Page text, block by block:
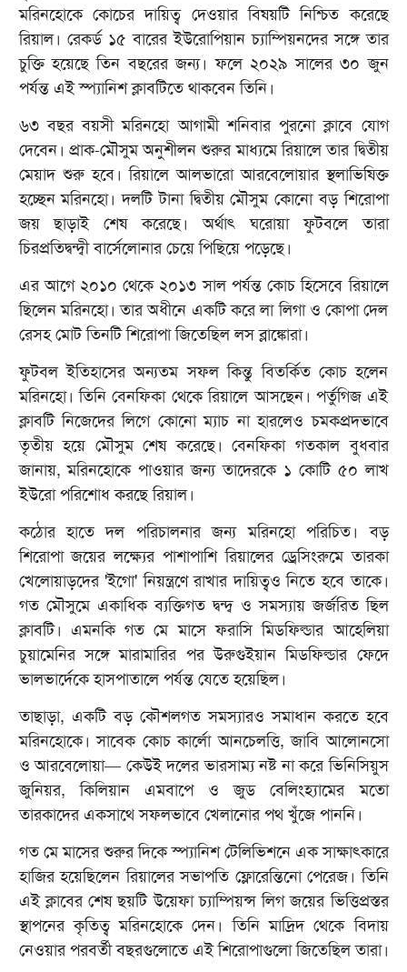
মরিনহোকে কোচের দায়িত্ব দেওয়ার বিষয়টি নিশ্চিত করেছে
রিয়াল। রেকর্ড ১৫ বারের ইউরোপিয়ান চ্যাম্পিয়নদের সঙ্গে তার
চুক্তি হয়েছে তিন বছরের জন্য। ফলে ২০২৯ সালের ৩০ জুন
পর্যন্ত এই স্প্যানিশ ক্লাবটিতে থাকবেন তিনি।
৬৩ বছর বয়সী মরিনহো আগামী শনিবার পুরনো ক্লাবে যোগ
দেবেন। প্রাক-মৌসুম অনুশীলন শুরুর মাধ্যমে রিয়ালে তার দ্বিতীয়
মেয়াদ শুরু হবে। রিয়ালে আলভারো আরবেলোয়ার স্থলাভিষিক্ত
হচ্ছেন মরিনহো। দলটি টানা দ্বিতীয় মৌসুম কোনো বড় শিরোপা
জয় ছাড়াই শেষ করেছে। অর্থাৎ ঘরোয়া ফুটবলে তারা
চিরপ্রতিদ্বন্দ্বী বার্সেলোনার চেয়ে পিছিয়ে পড়েছে।
এর আগে ২০১০ থেকে ২০১৩ সাল পর্যন্ত কোচ হিসেবে রিয়ালে
ছিলেন মরিনহো। তার অধীনে একটি করে লা লিগা ও কোপা দেল
রেসহ মোট তিনটি শিরোপা জিতেছিল লস ব্লাঙ্কোরা।
ফুটবল ইতিহাসের অন্যতম সফল কিন্তু বিতর্কিত কোচ হলেন
মরিনহো। তিনি বেনফিকা থেকে রিয়ালে আসছেন। পর্তুগিজ এই
ক্লাবটি নিজেদের লিগে কোনো ম্যাচ না হারলেও চমকপ্রদভাবে
তৃতীয় হয়ে মৌসুম শেষ করেছে। বেনফিকা গতকাল বুধবার
জানায়, মরিনহোকে পাওয়ার জন্য তাদেরকে ১ কোটি ৫০ লাখ
ইউরো পরিশোধ করছে রিয়াল।
কঠোর হাতে দল পরিচালনার জন্য মরিনহো পরিচিত। বড়
শিরোপা জয়ের লক্ষ্যের পাশাপাশি রিয়ালের ড্রেসিংরুমে তারকা
খেলোয়াড়দের 'ইগো' নিয়ন্ত্রণে রাখার দায়িত্বও নিতে হবে তাকে।
গত মৌসুমে একাধিক ব্যক্তিগত দ্বন্দ্ব ও সমস্যায় জর্জরিত ছিল
ক্লাবটি। এমনকি গত মে মাসে ফরাসি মিডফিল্ডার আহেলিয়া
চুয়ামেনির সঙ্গে মারামারির পর উরুগুইয়ান মিডফিল্ডার ফেদে
ভালভার্দেকে হাসপাতালে পর্যন্ত যেতে হয়েছিল।
তাছাড়া, একটি বড় কৌশলগত সমস্যারও সমাধান করতে হবে
মরিনহোকে। সাবেক কোচ কার্লো আনচেলত্তি, জাবি আলোনসো
ও আরবেলোয়া— কেউই দলের ভারসাম্য নষ্ট না করে ভিনিসিয়ুস
জুনিয়র, কিলিয়ান এমবাপে ও জুড বেলিংহ্যামের মতো
তারকাদের একসাথে সফলভাবে খেলানোর পথ খুঁজে পাননি।
গত মে মাসের শুরুর দিকে স্প্যানিশ টেলিভিশনে এক সাক্ষাৎকারে
হাজির হয়েছিলেন রিয়ালের সভাপতি ফ্লোরেন্তিনো পেরেজ। তিনি
এই ক্লাবের শেষ ছয়টি উয়েফা চ্যাম্পিয়ন্স লিগ জয়ের ভিত্তিপ্রস্তর
স্থাপনের কৃতিত্ব মরিনহোকে দেন। তিনি মাদ্রিদ থেকে বিদায়
নেওয়ার পরবর্তী বছরগুলোতে এই শিরোপাগুলো জিতেছিল তারা।